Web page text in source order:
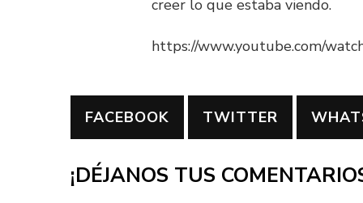
creer lo que estaba viendo.
https://www.youtube.com/
FACEBOOK TWITTER
¡DÉJANOS TUS